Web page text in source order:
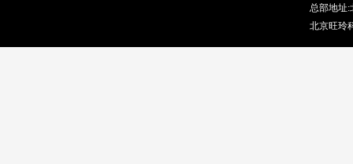
总部地址:
北京旺玲